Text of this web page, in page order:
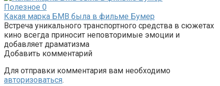
Полезное 0
Какая марка БМВ была в фильме Бумер
Встреча уникального транспортного средства в сюжетах
кино всегда приносит неповторимые эмоции и
добавляет драматизма
Добавить комментарий
Для отправки комментария вам необходимо
авторизоваться.